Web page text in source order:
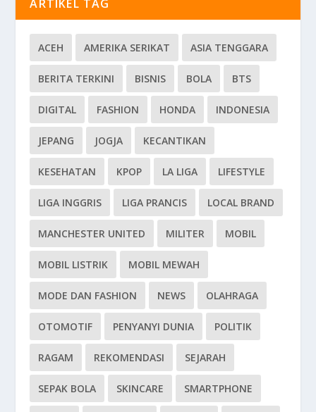
ARTIKEL TAG
ACEH AMERIKA SERIKAT ASIA TENGGARA
BERITA TERKINI BISNIS BOLA BTS
DIGITAL FASHION HONDA INDONESIA
JEPANG JOGJA KECANTIKAN
KESEHATAN KPOP LA LIGA LIFESTYLE
LIGA INGGRIS LIGA PRANCIS LOCAL BRAND
MANCHESTER UNITED MILITER MOBIL
MOBIL LISTRIK MOBIL MEWAH
MODE DAN FASHION NEWS OLAHRAGA
OTOMOTIF PENYANYI DUNIA POLITIK
RAGAM REKOMENDASI SEJARAH
SEPAK BOLA SKINCARE SMARTPHONE